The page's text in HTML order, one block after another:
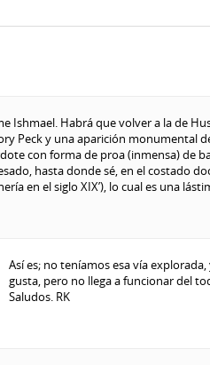
Ishmael. Habrá que volver a la de
Peck y una aparición monumental
con forma de proa (inmensa) de
hasta donde sé, en el costado
en el siglo XIX’), lo cual es una
Así es; no teníamos esa vía
gusta, pero no llega a funcionar del
Saludos. RK